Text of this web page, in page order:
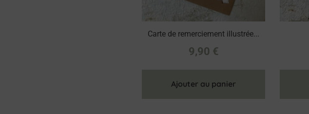
Carte de remerciement illustrée...
9,90 €
Ajouter au panier